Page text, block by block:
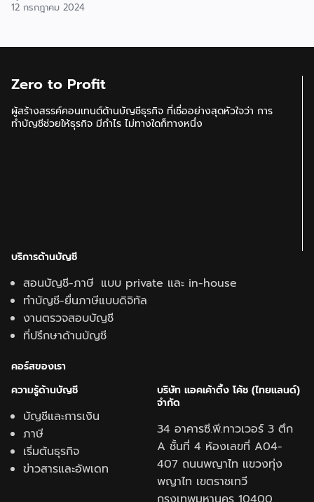
12 กรกฎาคม 2024
Zero to Profit
ผู้สร้างสรรค์คอนเทนต์ด้านบัญชีธุรกิจ ที่เชื่ออย่างสุดหัวใจว่า การ
ทำบัญชีช่วยให้ธุรกิจ มีกำไร ไม่ทางใดก็ทางหนึ่ง
บริการด้านบัญชี
สอนบัญชี-ภาษี แบบ private และ in-house
ทำบัญชี-ยื่นภาษีแบบดิจิทัล
งานตรวจสอบบัญชี
ที่ปรึกษาด้านบัญชี
คอร์สของเรา
ความรู้ด้านบัญชี
บัญชีและการเงิน
ภาษี
เริ่มต้นธุรกิจ
ข่าวสารและอัพเดท
บริษัท แอคเค้าติ้ง โค้ช (ไทยแลนด์)
จำกัด
34 อาคารซี.พี.ทาวเวอร์ 3 ตึก
A ชั้นที่ 4 ห้องเลขที่ A04-
407 ถนนพญาไท แขวงทุ่ง
พญาไท เขตราชเทวี